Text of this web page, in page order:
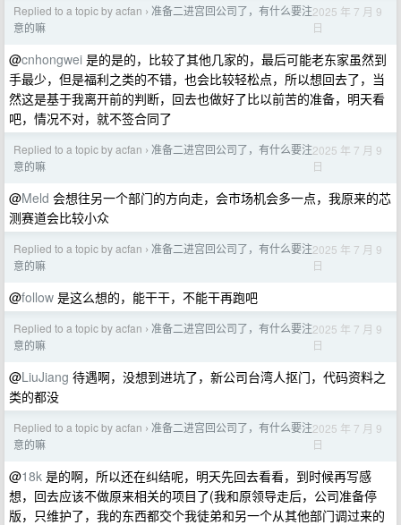
Replied to a topic by acfan › 准备二进宫回公司了，有什么要注
意的嘛
2025 年 7 月 9
日
@cnhongwei 是的是的，比较了其他几家的，最后可能老东家虽然到
手最少，但是福利之类的不错，也会比较轻松点，所以想回去了，当
然这是基于我离开前的判断，回去也做好了比以前苦的准备，明天看
吧，情况不对，就不签合同了
Replied to a topic by acfan › 准备二进宫回公司了，有什么要注
意的嘛
2025 年 7 月 9
日
@Meld 会想往另一个部门的方向走，会市场机会多一点，我原来的芯
测赛道会比较小众
Replied to a topic by acfan › 准备二进宫回公司了，有什么要注
意的嘛
2025 年 7 月 9
日
@follow 是这么想的，能干干，不能干再跑吧
Replied to a topic by acfan › 准备二进宫回公司了，有什么要注
意的嘛
2025 年 7 月 9
日
@LiuJiang 待遇啊，没想到进坑了，新公司台湾人抠门，代码资料之
类的都没
Replied to a topic by acfan › 准备二进宫回公司了，有什么要注
意的嘛
2025 年 7 月 9
日
@18k 是的啊，所以还在纠结呢，明天先回去看看，到时候再写感
想，回去应该不做原来相关的项目了(我和原领导走后，公司准备停
版，只维护了，我的东西都交个我徒弟和另一个从其他部门调过来的